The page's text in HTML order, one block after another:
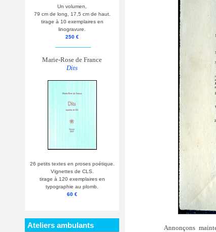
Un volumen,
79 cm de long, 17,5 cm de haut.
tirage à 10 exemplaires en
linogravure.
250 €
Marie-Rose de France
Dits
26 petits textes en proses poétique.
Vignettes de CLS.
tirage à 120 exemplaires en
typographie au plomb.
60 €
Ateliers ambulants Annonçons